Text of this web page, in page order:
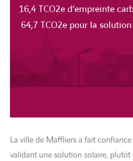
16,4 TCO2e d’empreinte
64,7 TCO2e pour la
La ville de Maffliers a fait
validant une solution solaire,